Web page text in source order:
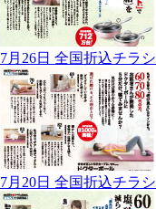
7月26日 全国折込チラシ
7月20日 全国折込チラシ